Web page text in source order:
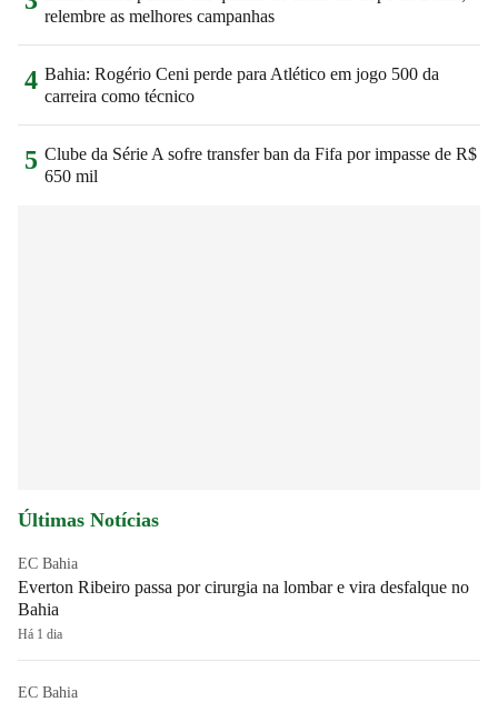
relembre as melhores campanhas
4 Bahia: Rogério Ceni perde para Atlético em jogo 500 da
carreira como técnico
5 Clube da Série A sofre transfer ban da Fifa por impasse de R$
650 mil
Últimas Notícias
EC Bahia
Everton Ribeiro passa por cirurgia na lombar e vira desfalque no
Bahia
Há 1 dia
EC Bahia